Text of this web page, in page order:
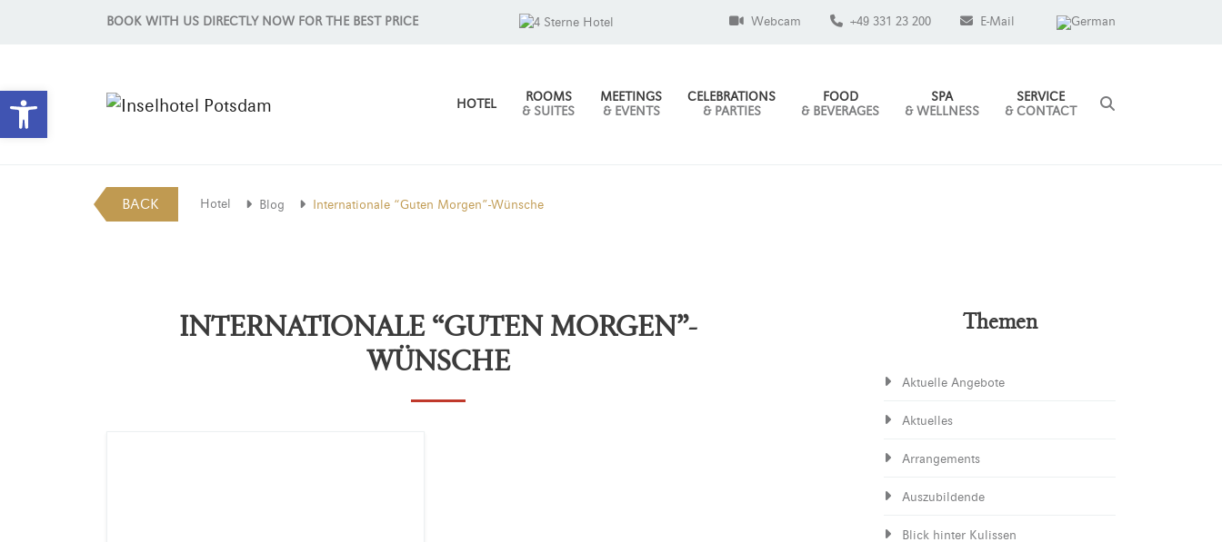
Open toolbar
BOOK WITH US DIRECTLY NOW FOR THE BEST PRICE Webcam +49 331 23 200 E-Mail
HOTEL
ROOMS
& SUITES
MEETINGS
& EVENTS
CELEBRATIONS
& PARTIES
FOOD
& BEVERAGES
SPA
& WELLNESS
SERVICE
& CONTACT
BACK Hotel Blog Internationale “Guten Morgen”-Wünsche
INTERNATIONALE “GUTEN MORGEN”-
WÜNSCHE
Themen
Aktuelle Angebote
Aktuelles
Arrangements
Auszubildende
Blick hinter Kulissen